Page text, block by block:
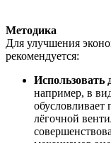
Методика
Для улучшения
рекомендуется:
Использовать
например, в
лёгочной